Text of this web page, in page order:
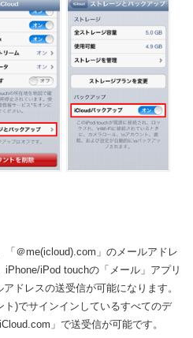
「＠me(icloud).com」のメールアドレ
iPhone/iPod touchの「メール」アプリ
ドレスの送受信が可能になります。
ト)でサインインしているすべてのデ
」で送受信が可能です。